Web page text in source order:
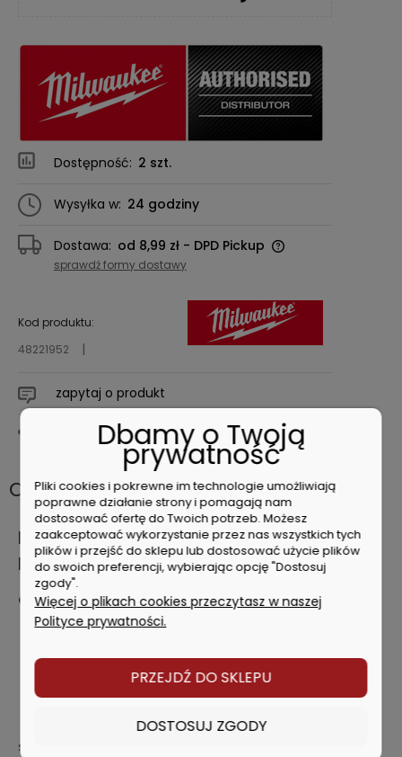
Dostępność: 2 szt.
Wysyłka w: 24 godziny
Dostawa: od 8,99 zł - DPD Pickup
Cena nie zawiera ewentualnych kosztów
sprawdź formy dostawy
Kod produktu:
48221952
zapytaj o produkt
poleć znajomemu
Opis
MILWAUKEE WYMIENNE OSTRZA DO
NOŻYKÓW 50szt
Charakterystyka produktu
Specjalna stal dla zwiększenia żywtoniości
Dodatkowo szlifowane ostrza dla czystego cięcia
Poręczne opakowanie dla ochrony brzeszczotów przed
uszkodzeniem
Specyfikacja techniczna
Dbamy o Twoją
prywatność
Pliki cookies i pokrewne im technologie umożliwiają
poprawne działanie strony i pomagają nam
dostosować ofertę do Twoich potrzeb. Możesz
zaakceptować wykorzystanie przez nas wszystkich tych
plików i przejść do sklepu lub dostosować użycie plików
do swoich preferencji, wybierając opcję "Dostosuj
zgody".
Więcej o plikach cookies przeczytasz w naszej
Polityce prywatności.
PRZEJDŹ DO SKLEPU
DOSTOSUJ ZGODY